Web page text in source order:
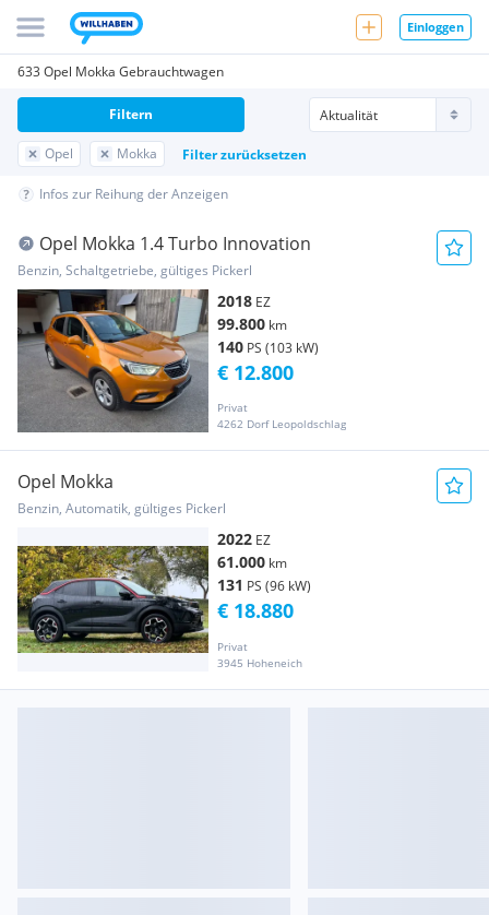
Einloggen
633 Opel Mokka Gebrauchtwagen
Opel Mokka Filter zurücksetzen
Filtern
Infos zur Reihung der Anzeigen
Opel Mokka 1.4 Turbo Innovation
Benzin, Schaltgetriebe, gültiges Pickerl
2018 EZ
99.800 km
140 PS (103 kW)
Privat
4262 Dorf Leopoldschlag
€ 12.800
Opel Mokka
Benzin, Automatik, gültiges Pickerl
2022 EZ
61.000 km
131 PS (96 kW)
Privat
3945 Hoheneich
€ 18.880